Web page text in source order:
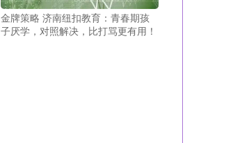
金牌策略 济南纽扣教育：青春期孩
子厌学，对照解决，比打骂更有用！